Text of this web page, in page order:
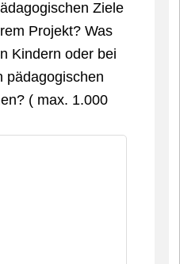
Ziele
Projekt? Was
Kindern oder bei
pädagogischen
( max. 1.000